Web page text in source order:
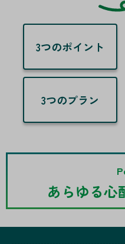
3つのポイント
3つのプラン
あらゆる心